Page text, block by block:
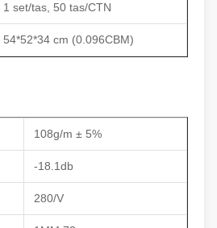
1 set/tas, 50 tas/CTN
54*52*34 cm (0.096CBM)
108g/m ± 5%
-18.1db
280/V